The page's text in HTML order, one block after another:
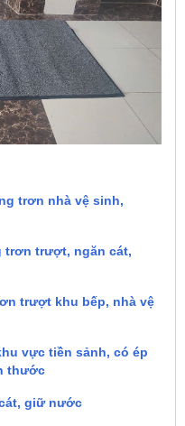
trơn nhà vệ sinh,
trơn trượt, ngăn cát,
trượt khu bếp, nhà vệ
vực tiền sảnh, có ép
thước
giữ nước